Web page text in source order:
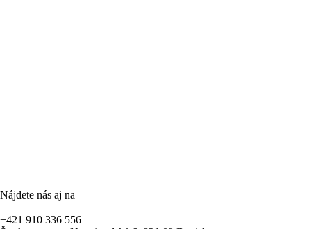
Nájdete nás aj na
+421 910 336 556